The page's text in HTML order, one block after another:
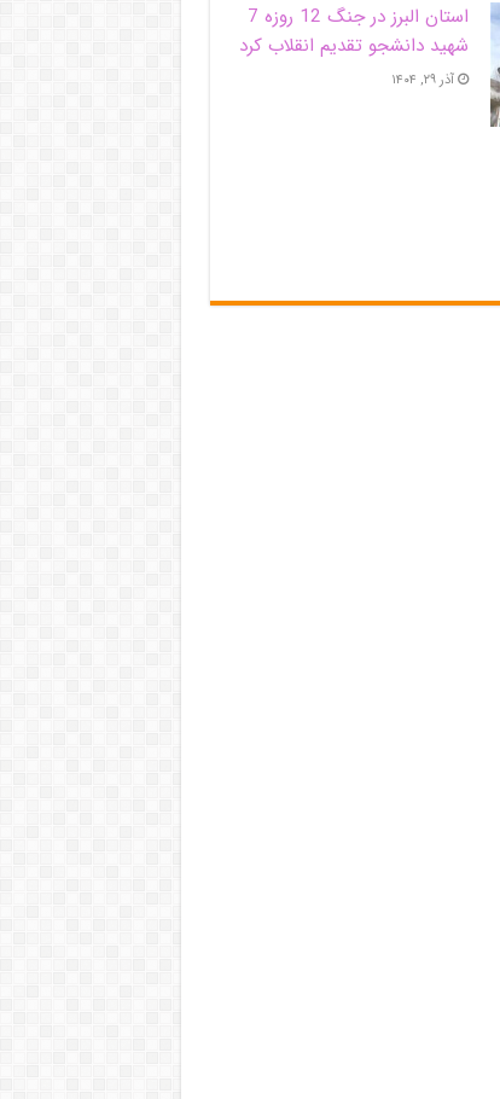
استان البرز در جنگ 12 روزه 7
شهید دانشجو تقدیم انقلاب کرد
آذر ۲۹, ۱۴۰۴